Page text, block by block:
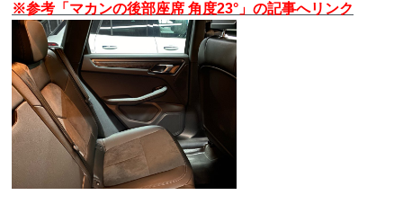
※参考「マカンの後部座席 角度23°」の記事へリンク